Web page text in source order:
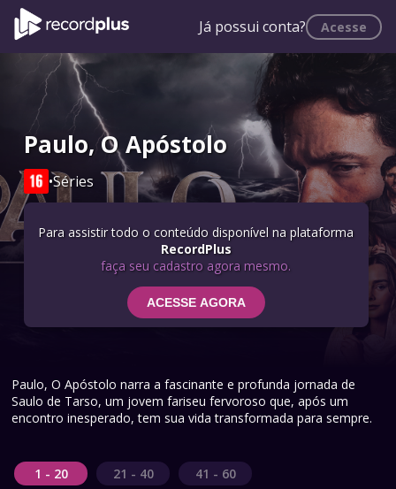
Já possui conta? Acesse
Paulo, O Apóstolo
•Séries
Para assistir todo o conteúdo disponível na plataforma
RecordPlus
faça seu cadastro agora mesmo.
ACESSE AGORA
Paulo, O Apóstolo narra a fascinante e profunda jornada de
Saulo de Tarso, um jovem fariseu fervoroso que, após um
encontro inesperado, tem sua vida transformada para sempre.
1 - 20 21 - 40 41 - 60